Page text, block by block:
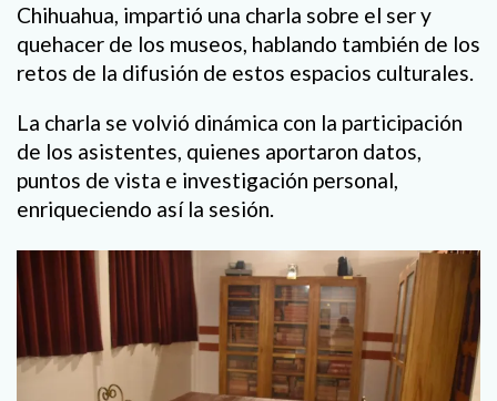
Chihuahua, impartió una charla sobre el ser y
quehacer de los museos, hablando también de los
retos de la difusión de estos espacios culturales.
La charla se volvió dinámica con la participación
de los asistentes, quienes aportaron datos,
puntos de vista e investigación personal,
enriqueciendo así la sesión.